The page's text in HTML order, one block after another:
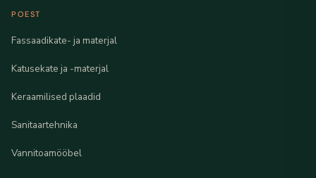
POEST
Fassaadikate- ja materjal
Katusekate ja -materjal
Keraamilised plaadid
Sanitaartehnika
Vannitoamööbel